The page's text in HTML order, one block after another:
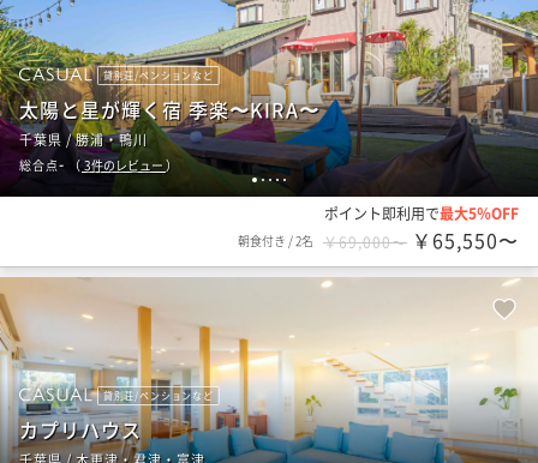
123 45
貸別荘/ペンションなど
太陽と星が輝く宿 季楽〜KIRA〜
千葉県 / 勝浦・鴨川
総合点- （3件のレビュー ）
ポイント即利用で最大5％OFF
朝食付き /2名 ￥69,000〜 ￥65,550〜
貸別荘/ペンションなど
カプリハウス